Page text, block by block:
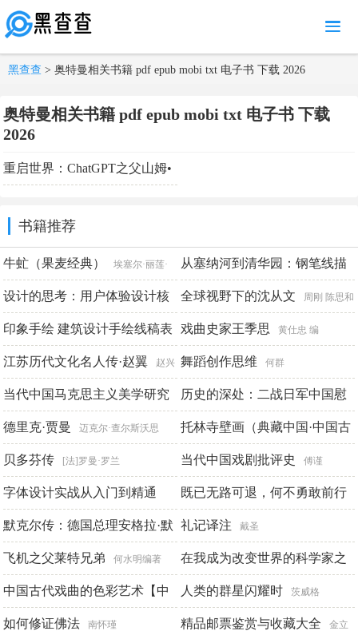
MENU
黑查查 > 奥特曼相关书籍 pdf epub mobi txt 电子书 下载 2026
奥特曼相关书籍 pdf epub mobi txt 电子书 下载
2026
重启世界：ChatGPT之父山姆•
由 书籍推荐
牛虻（果麦经典） 埃塞尔·丽莲·
伏尼契
从塞纳河到清华园：钢笔线描
旅行手记 刘威
设计的思考：用户体验设计核
心问答 周陟
全球视野下的沈从文 周刚 陈思和
张新颖
印象手绘 建筑设计手绘线稿表
现（第2版） 攻克先生 赵帅 田玲
戏曲史家王季思 黄仕忠 编
江苏历代文化名人传·赵翼 赵兴
勤
舞蹈创作思维 何群
当代中国马克思主义美学研究
朱立元 等 著
历史的深处：二战日军中国慰
安妇影像实录 陈庆港
德里克·贾曼 迈克尔·查尔斯沃思 托林寺壁画（典藏中国·中国古
代壁画精粹） 何鸿 王谦 谢斌
贝多芬传 [法]罗曼·罗兰 当代中国戏剧批评史 傅谨
字体设计实战从入门到精通
（第2版） 严明军
既已无路可退，何不勇敢前行
微阳
默克尔传：德国总理安格拉·默
克尔和她的权力世界 斯蒂凡·柯
内琉斯
礼记译注 戴圣
飞机之父莱特兄弟 何水明编著 在我成为改变世界的科学家之
前 约翰·布罗克曼
中国古代戏曲的色彩艺术【中
华书局出品】 杨蕾著
人类的群星闪耀时 茨威格
如何修证佛法 南怀瑾 精品邮票鉴赏与收藏大全 金立